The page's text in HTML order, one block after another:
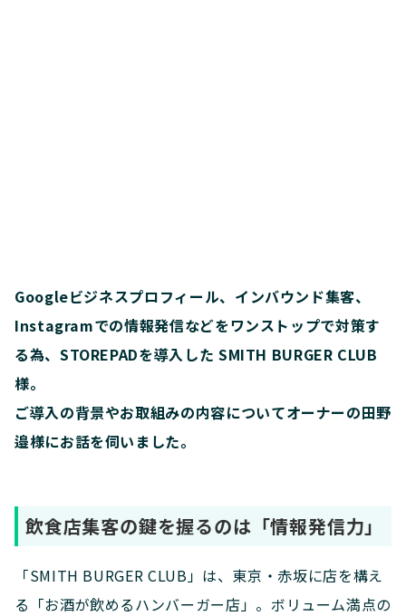
Googleビジネスプロフィール、インバウンド集客、
Instagramでの情報発信などをワンストップで対策す
る為、STOREPADを導入した SMITH BURGER CLUB
様。
ご導入の背景やお取組みの内容についてオーナーの田野
邉様にお話を伺いました。
飲食店集客の鍵を握るのは「情報発信力」
「SMITH BURGER CLUB」は、東京・赤坂に店を構え
る「お酒が飲めるハンバーガー店」。ボリューム満点の